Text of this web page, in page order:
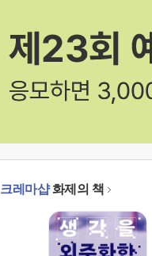
크레마샵화제의 책